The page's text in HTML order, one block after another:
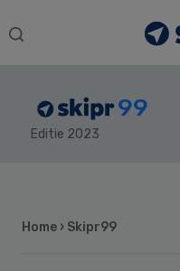
Search
99
Editie 2023
Home › Skipr99
Sidebar